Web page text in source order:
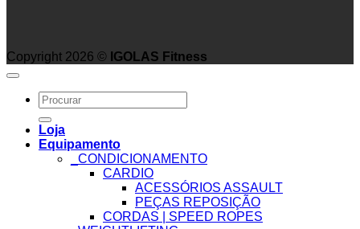
Copyright 2026 © IGOLAS Fitness
Search
for:
Loja
Equipamento
_CONDICIONAMENTO
CARDIO
ACESSÓRIOS ASSAULT
PEÇAS REPOSIÇÃO
CORDAS | SPEED ROPES